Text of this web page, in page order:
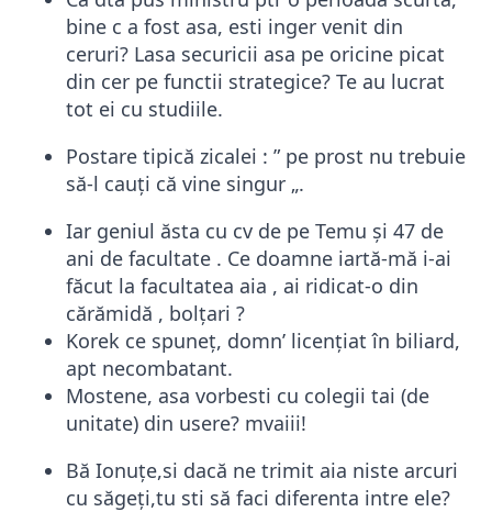
bine c a fost asa, esti inger venit din
ceruri? Lasa securicii asa pe oricine picat
din cer pe functii strategice? Te au lucrat
tot ei cu studiile.
Postare tipică zicalei : ” pe prost nu trebuie
să-l cauți că vine singur „.
Iar geniul ăsta cu cv de pe Temu și 47 de
ani de facultate . Ce doamne iartă-mă i-ai
făcut la facultatea aia , ai ridicat-o din
cărămidă , bolțari ?
Korek ce spuneț, domn’ licențiat în biliard,
apt necombatant.
Mostene, asa vorbesti cu colegii tai (de
unitate) din usere? mvaiii!
Bă Ionuțe,si dacă ne trimit aia niste arcuri
cu săgeți,tu sti să faci diferenta intre ele?